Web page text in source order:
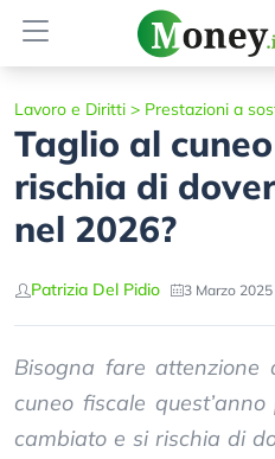
Lavoro e Diritti > Prestazioni a
Taglio al
rischia di
nel 2026?
Patrizia Del Pidio 3 Marzo
Bisogna fare
cuneo fiscale
cambiato e si rischia di